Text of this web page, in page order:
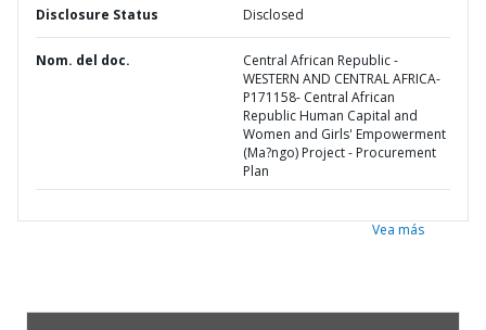
Disclosure Status Disclosed
Nom. del doc.
Central African Republic -
WESTERN AND CENTRAL AFRICA-
P171158- Central African
Republic Human Capital and
Women and Girls' Empowerment
(Ma?ngo) Project - Procurement
Plan
Vea más